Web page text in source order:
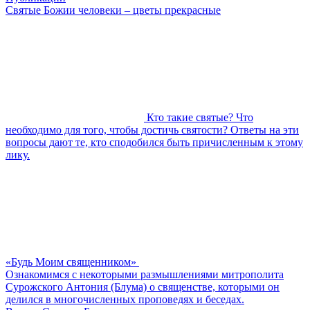
Святые Божии человеки – цветы прекрасные
Кто такие святые? Что
необходимо для того, чтобы достичь святости? Ответы на эти
вопросы дают те, кто сподобился быть причисленным к этому
лику.
«Будь Моим священником»
Ознакомимся с некоторыми размышлениями митрополита
Сурожского Антония (Блума) о священстве, которыми он
делился в многочисленных проповедях и беседах.